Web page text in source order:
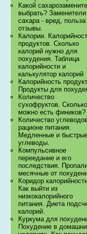
Какой
выбрать? Заменители
сахара - вред, польза
отзывы.
Калории.
продуктов. Сколько
калорий нужно для
похудения. Таблица
калорийности и
калькулятор калорий
Калорийность
Продукты для
Количество
сухофруктов. Сколько
можно есть фиников?
Количество
рационе питания.
Медленные и
углеводы.
Компульсивное
переедание и его
последствия.
месячные от
Коридор
Как выйти из
низкокалорийного
питания. Диета
калорий.
Куркума для
Похудение в